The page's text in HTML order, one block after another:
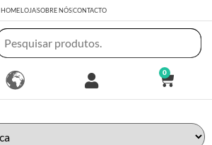
HOMELOJASOBRE NÓSCONTACTO
0